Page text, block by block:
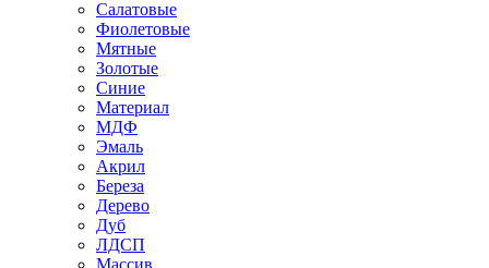
Салатовые
Фиолетовые
Мятные
Золотые
Синие
Материал
МДФ
Эмаль
Акрил
Береза
Дерево
Дуб
ЛДСП
Массив